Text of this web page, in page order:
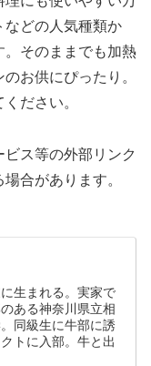
などの人気種類か
。そのままでも加熱
お供にぴったり。
ださい。
ス等の外部リンク
合があります。
生まれる。実家で
ある神奈川県立相
同級生に牛部に誘
トに入部。牛と出